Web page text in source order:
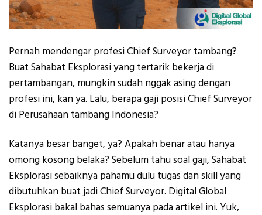
Pernah mendengar profesi Chief Surveyor tambang?
Buat Sahabat Eksplorasi yang tertarik bekerja di
pertambangan, mungkin sudah nggak asing dengan
profesi ini, kan ya. Lalu, berapa gaji posisi Chief Surveyor
di Perusahaan tambang Indonesia?
Katanya besar banget, ya? Apakah benar atau hanya
omong kosong belaka? Sebelum tahu soal gaji, Sahabat
Eksplorasi sebaiknya pahamu dulu tugas dan skill yang
dibutuhkan buat jadi Chief Surveyor. Digital Global
Eksplorasi bakal bahas semuanya pada artikel ini. Yuk,